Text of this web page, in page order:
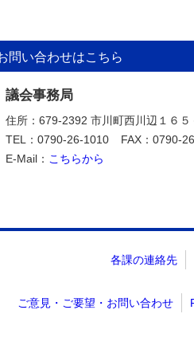
問い合わせはこちら
議会事務局
住所：679-2392 市川町西川辺１６５
TEL：0790-26-1010
FAX：0790-
E-Mail： こちらから
各課の連絡先
ご意見・ご要望・お問い合わせ